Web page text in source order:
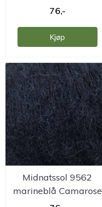
76,-
Kjøp
Midnatssol 9562
marineblå Camarose